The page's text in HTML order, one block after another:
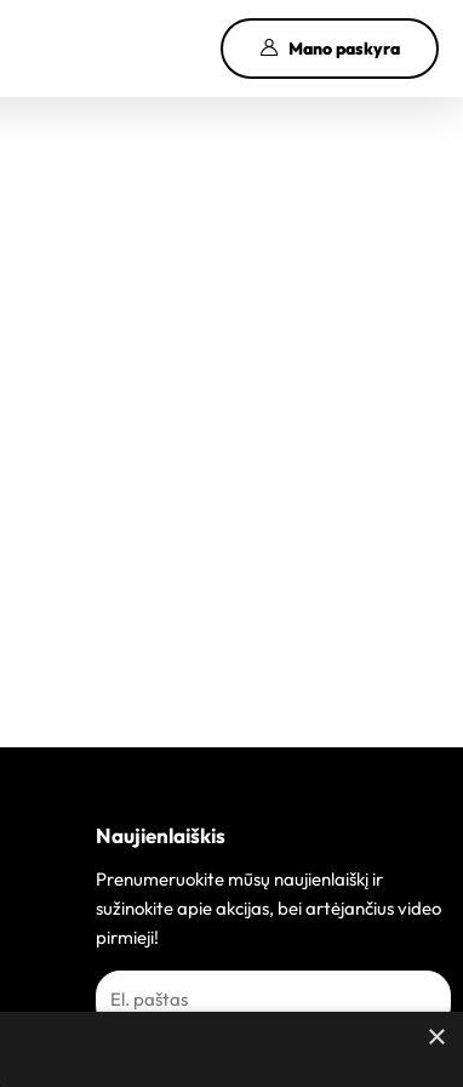
Mano paskyra
Naujienlaiškis
Prenumeruokite mūsų naujienlaiškį ir
sužinokite apie akcijas, bei artėjančius video
pirmieji!
×